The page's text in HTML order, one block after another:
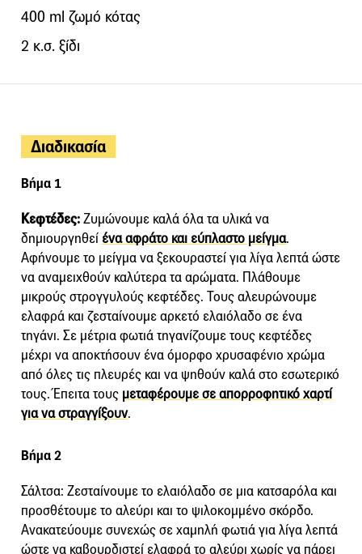
400 ml ζωμό κότας
2 κ.σ. ξίδι
Διαδικασία
Βήμα 1
Κεφτέδες:Ζυμώνουμε καλά όλα τα υλικά να
δημιουργηθεί ένα αφράτο και εύπλαστο μείγμα.
Αφήνουμε το μείγμα να ξεκουραστεί για λίγα λεπτά ώστε
να αναμειχθούν καλύτερα τα αρώματα. Πλάθουμε
μικρούς στρογγυλούς κεφτέδες. Τους αλευρώνουμε
ελαφρά και ζεσταίνουμε αρκετό ελαιόλαδο σε ένα
τηγάνι. Σε μέτρια φωτιά τηγανίζουμε τους κεφτέδες
μέχρι να αποκτήσουν ένα όμορφο χρυσαφένιο χρώμα
από όλες τις πλευρές και να ψηθούν καλά στο εσωτερικό
τους. Έπειτα τους μεταφέρουμε σε απορροφητικό χαρτί
για να στραγγίξουν.
Βήμα 2
Σάλτσα: Ζεσταίνουμε το ελαιόλαδο σε μια κατσαρόλα και
προσθέτουμε το αλεύρι και το ψιλοκομμένο σκόρδο.
Ανακατεύουμε συνεχώς σε χαμηλή φωτιά για λίγα λεπτά
ώστε να καβουρδιστεί ελαφρά το αλεύρι χωρίς να πάρει